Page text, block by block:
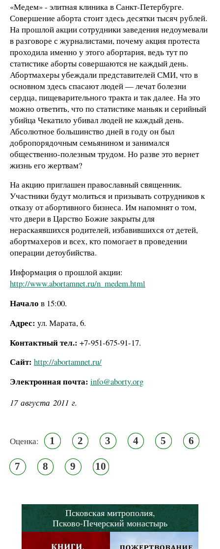
«Медем» - элитная клиника в Санкт-Петербурге.
Совершение аборта стоит здесь десятки тысяч рублей.
На прошлой акции сотрудники заведения недоумевали
в разговоре с журналистами, почему акция протеста
проходила именно у этого абортария, ведь тут по
статистике аборты совершаются не каждый день.
Абортмахеры убеждали представителей СМИ, что в
основном здесь спасают людей — лечат болезни
сердца, пищеварительного тракта и так далее. На это
можно ответить, что по статистике маньяк и серийный
убийца Чекатило убивал людей не каждый день.
Абсолютное большинство дней в году он был
добропорядочным семьянином и занимался
общественно-полезным трудом. Но разве это вернет
жизнь его жертвам?
На акцию приглашен православный священник.
Участники будут молиться и призывать сотрудников к
отказу от абортивного бизнеса. Им напомнят о том,
что двери в Царство Божие закрыты для
нераскаявшихся родителей, избавившихся от детей,
абортмахеров и всех, кто помогает в проведении
операции детоубийства.
Информация о прошлой акции:
http://www.abortamnet.ru/n_medem.html
Начало в 15:00.
Адрес: ул. Марата, 6.
Контактный тел.: +7-951-675-91-17.
Сайт: http://abortamnet.ru/
Электронная почта: info@aborty.org
17 августа 2011 г.
Оценка: 1 2 3 4 5 6
7 8 9 10
Псковская митрополия,
Псково-Печерский монастырь